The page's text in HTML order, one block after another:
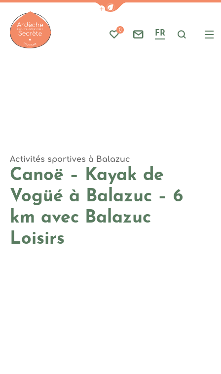
Afficher la barre de
Mes favoris
0
Nous contacter
FR Je
Activités sportives à Balazuc
Canoë – Kayak de
Vogüé à Balazuc – 6
km avec Balazuc
Loisirs
Photo 1, © C.Thibon
Fermé. Ouvre demain à 09h